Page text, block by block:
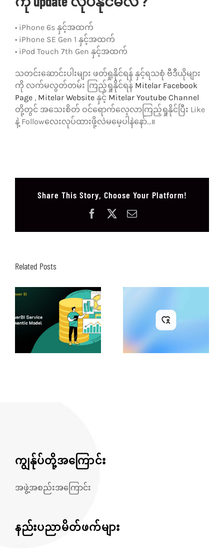
• iPhone 6s နှင့်အထက်
• iPhone SE Gen 1 နှင့်အထက်
• iPod Touch 7th Gen နှင့်အထက်
သတင်းဆောင်းပါးများ ဖတ်ရှုနိုင်ရန် နှင့်ရသစုံ ဗီဒီယိုများ
ကို လက်မလွတ်တမ်း ကြည့်ရှုနိုင်ရန် Mitelar Facebook
Page, Mitelar Websiteနှင့် Mitelar Youtube Channel
တို့တွင် အသေးစိတ် ဝင်ရောက်လေ့လာကြည့်ရှုနိုင်ပြီး Like
နဲ့ Followလေးလုပ်ထားဖို့လဲမမေ့ပါနဲနော်…။
Share This Story, Choose Your Platform!
FacebookEmail
Related Posts
ကျွန်ုပ်တို့အကြောင်း
အဖွဲ့အစည်းအကြောင်း
နည်းပညာမိတ်ဖက်များ